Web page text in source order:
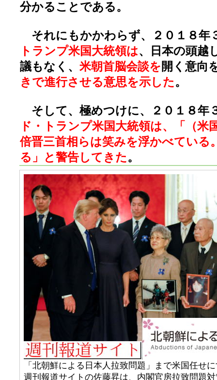
分かることである。
それにもかかわらず、２０１８年
トランプ米国大統領は、日本の頭越
議もなく、 米朝首脳会談を 開く意向
きで進行させる意思を示した。
そして、極めつけに、２０１８年
ド・トランプ米国大統領は、「（米
倍晋三首相らは笑みを浮かべている
る」と警告してきた。
「北朝鮮による日本人拉致問題」まで米国任せ
週刊報道サイトの佐藤昇は、内閣官房拉致問題